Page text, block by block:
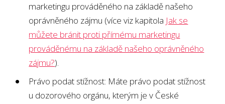
marketingu prováděného na základě našeho
oprávněného zájmu (více viz kapitola Jak se
můžete bránit proti přímému marketingu
prováděnému na základě našeho oprávněného
zájmu?).
Právo podat stížnost: Máte právo podat stížnost
u dozorového orgánu, kterým je v České